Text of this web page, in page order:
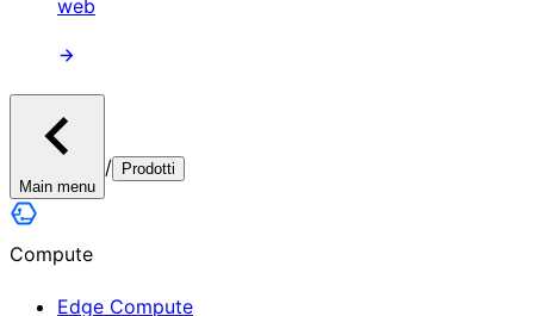
web
Main menu
/ Prodotti
Compute
Edge Compute